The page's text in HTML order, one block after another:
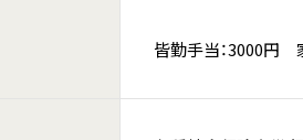
皆勤手当：3000円